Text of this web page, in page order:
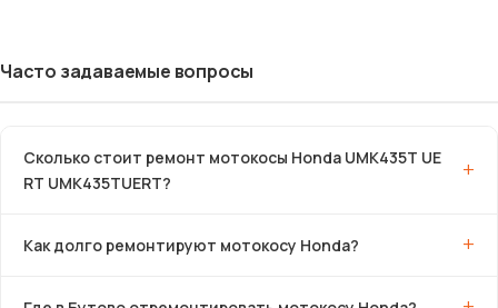
Часто задаваемые вопросы
Сколько стоит ремонт мотокосы Honda UMK435T UE
RT UMK435TUERT?
Как долго ремонтируют мотокосу Honda?